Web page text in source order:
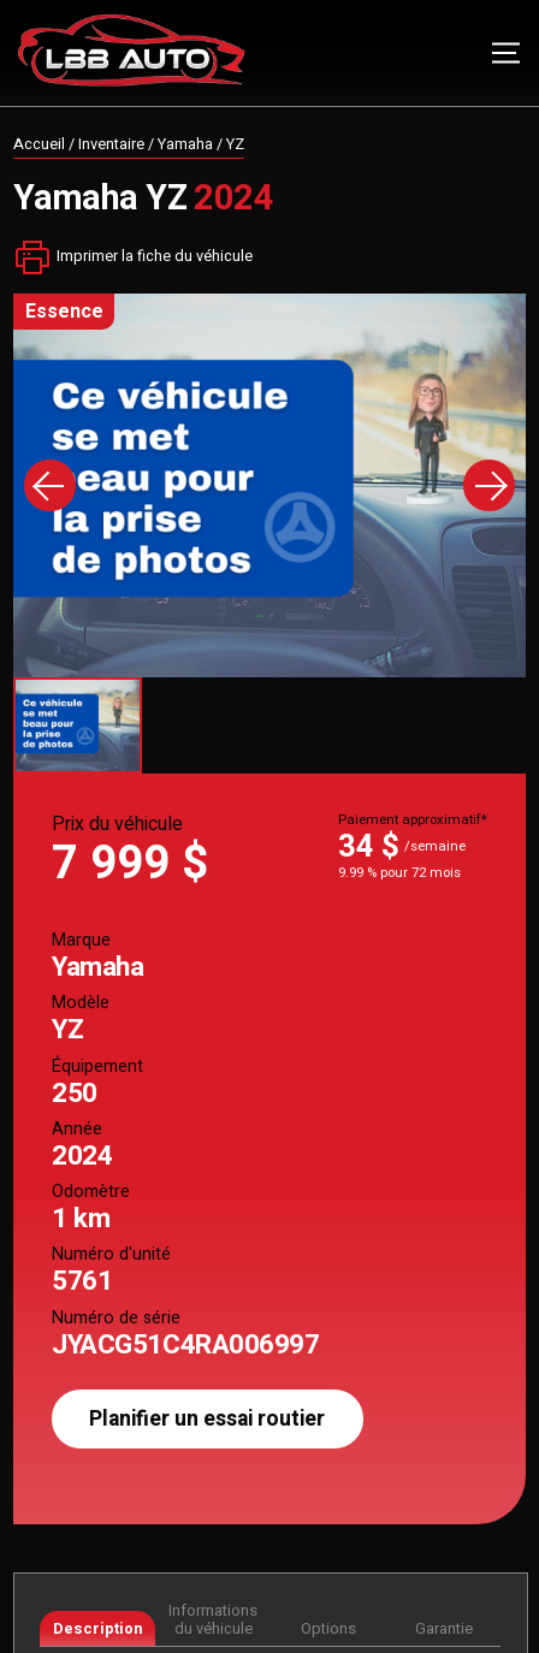
Accueil /Inventaire/Yamaha/YZ
YamahaYZ2024
Imprimer la fiche du véhicule
essence
Prix du véhicule
7 999 $
Paiement approximatif*
34 $ /semaine
9.99 % pour 72 mois
Marque
Yamaha
Modèle
YZ
Équipement
250
Année
2024
Odomètre
1 km
Numéro d'unité
5761
Numéro de série
JYACG51C4RA006997
Planifier un essai routier
Description
Informations
du véhicule
Options Garantie